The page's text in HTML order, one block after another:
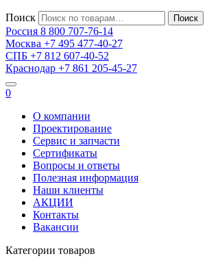
Поиск
Россия 8 800 707-76-14
Москва +7 495 477-40-27
СПБ +7 812 607-40-52
Краснодар +7 861 205-45-27
0
О компании
Проектирование
Сервис и запчасти
Сертификаты
Вопросы и ответы
Полезная информация
Наши клиенты
АКЦИИ
Контакты
Вакансии
Категории товаров